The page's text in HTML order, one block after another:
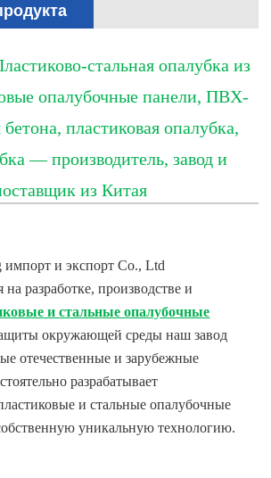
стальная опалубка из
опалубочные панели, ПВХ-
пластиковая опалубка,
— производитель, завод и
из Китая
импорт и экспорт Co., Ltd
на разработке, производстве и
и стальные опалубочные
окружающей среды наш завод
отечественные и зарубежные
разрабатывает
и стальные опалубочные
уникальную технологию.